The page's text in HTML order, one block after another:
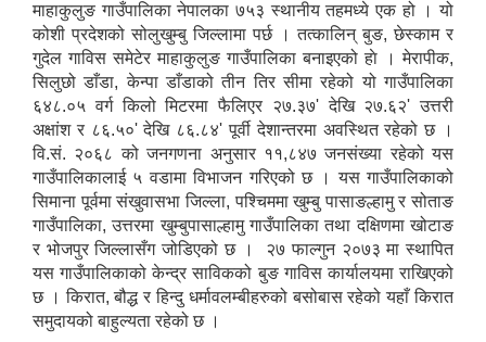
माहाकुलुङ गाउँपालिका नेपालका ७५३ स्थानीय तहमध्ये एक हो । यो
कोशी प्रदेशको सोलुखुम्बु जिल्लामा पर्छ । तत्कालिन् बुङ, छेस्काम र
गुदेल गाविस समेटेर माहाकुलुङ गाउँपालिका बनाइएको हाे । मेरापीक,
सिलुछो डाँडा, केन्पा डाँडाको तीन तिर सीमा रहेको यो गाउँपालिका
६४८.०५ वर्ग किलो मिटरमा फैलिएर २७‌.३७' देखि २७‌.६२' उत्तरी
अक्षांश र ८६.५०' देखि ८६.८४' पूर्वी देशान्तरमा अवस्थित रहेको छ ।
वि.सं. २०६८ को जनगणना अनुसार ११,८४७ जनसंख्या रहेको यस
गाउँपालिकालाई ५ वडामा विभाजन गरिएको छ । यस गाउँपालिकाको
सिमाना पूर्वमा संखुवासभा जिल्ला, पश्चिममा खुम्बु पासाङल्हामु र सोताङ
गाउँपालिका, उत्तरमा खुम्बुपासाल्हामु गाउँपालिका तथा दक्षिणमा खोटाङ
र भोजपुर जिल्लासँग जोडिएको छ । २७ फाल्गुन २०७३ मा स्थापित
यस गाउँपालिकाको केन्द्र साविकको बुङ गाविस कार्यालयमा राखिएको
छ । किरात, बौद्ध र हिन्दु धर्मावलम्बीहरुको बसोबास रहेको यहाँ किरात
समुदायको बाहुल्यता रहेको छ ।